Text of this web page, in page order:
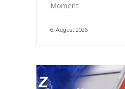
Moment
6. August 2026